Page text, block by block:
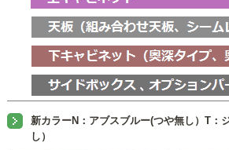
新カラーN：アブスブルー(つや無し）T：
し）